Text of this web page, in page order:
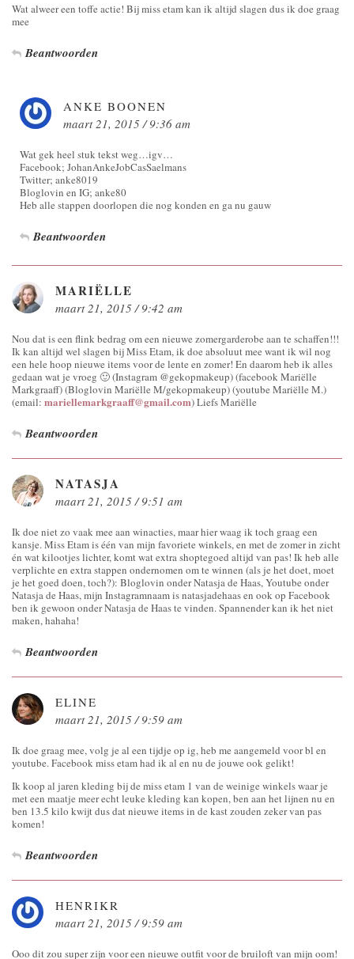
Wat alweer een toffe actie! Bij miss etam kan ik altijd slagen dus ik doe graag
mee
Beantwoorden
ANKE BOONEN
maart 21, 2015 / 9:36 am
Wat gek heel stuk tekst weg…igv…
Facebook; JohanAnkeJobCasSaelmans
Twitter; anke8019
Bloglovin en IG; anke80
Heb alle stappen doorlopen die nog konden en ga nu gauw
Beantwoorden
MARIËLLE
maart 21, 2015 / 9:42 am
Nou dat is een flink bedrag om een nieuwe zomergarderobe aan te schaffen!!!
Ik kan altijd wel slagen bij Miss Etam, ik doe absoluut mee want ik wil nog
een hele hoop nieuwe items voor de lente en zomer! En daarom heb ik alles
gedaan wat je vroeg 🙂 (Instagram @gekopmakeup) (facebook Mariëlle
Markgraaff) (Bloglovin Mariëlle M/gekopmakeup) (youtube Mariëlle M.)
(email: mariellemarkgraaff@gmail.com) Liefs Mariëlle
Beantwoorden
NATASJA
maart 21, 2015 / 9:51 am
Ik doe niet zo vaak mee aan winacties, maar hier waag ik toch graag een
kansje. Miss Etam is één van mijn favoriete winkels, en met de zomer in zicht
én wat kilootjes lichter, komt wat extra shoptegoed altijd van pas! Ik heb alle
verplichte en extra stappen ondernomen om te winnen (als je het doet, moet
je het goed doen, toch?): Bloglovin onder Natasja de Haas, Youtube onder
Natasja de Haas, mijn Instagramnaam is natasjadehaas en ook op Facebook
ben ik gewoon onder Natasja de Haas te vinden. Spannender kan ik het niet
maken, hahaha!
Beantwoorden
ELINE
maart 21, 2015 / 9:59 am
Ik doe graag mee, volg je al een tijdje op ig, heb me aangemeld voor bl en
youtube. Facebook miss etam had ik al en nu de jouwe ook gelikt!
Ik koop al jaren kleding bij de miss etam 1 van de weinige winkels waar je
met een maatje meer echt leuke kleding kan kopen, ben aan het lijnen nu en
ben 13.5 kilo kwijt dus dat nieuwe items in de kast zouden zeker van pas
komen!
Beantwoorden
HENRIKR
maart 21, 2015 / 9:59 am
Ooo dit zou super zijn voor een nieuwe outfit voor de bruiloft van mijn oom!